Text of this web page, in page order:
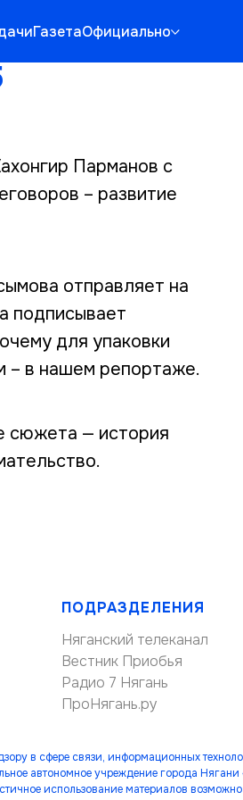
ГазетаОфициально
Парманов с
– развитие
отправляет на
подписывает
для упаковки
– в нашем репортаже.
сюжета — история
ПОДРАЗДЕЛЕНИЯ
Няганский телеканал
Вестник Приобья
Радио 7 Нягань
ПроНягань.ру
в сфере связи, информационных
автономное учреждение города Нягани
использование материалов возможно